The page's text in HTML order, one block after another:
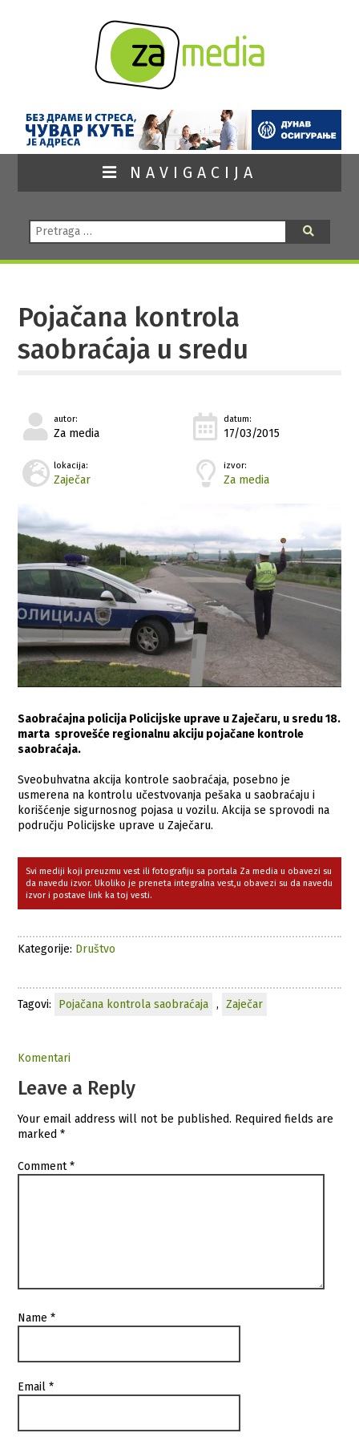
NAVIGACIJA
Pretraga:
Pojačana kontrola
saobraćaja u sredu
autor:
Za media
datum:
17/03/2015
lokacija:
Zaječar
izvor:
Za media
Saobraćajna policija Policijske uprave u Zaječaru, u sredu 18.
marta sprovešće regionalnu akciju pojačane kontrole
saobraćaja.
Sveobuhvatna akcija kontrole saobraćaja, posebno je
usmerena na kontrolu učestvovanja pešaka u saobraćaju i
korišćenje sigurnosnog pojasa u vozilu. Akcija se sprovodi na
području Policijske uprave u Zaječaru.
Svi mediji koji preuzmu vest ili fotografiju sa portala Za media u obavezi su
da navedu izvor. Ukoliko je preneta integralna vest,u obavezi su da navedu
izvor i postave link ka toj vesti.
Kategorije: Društvo
Tagovi: Pojačana kontrola saobraćaja , Zaječar
Komentari
Leave a Reply
Your email address will not be published. Required fields are
marked*
Comment*
Name*
Email*